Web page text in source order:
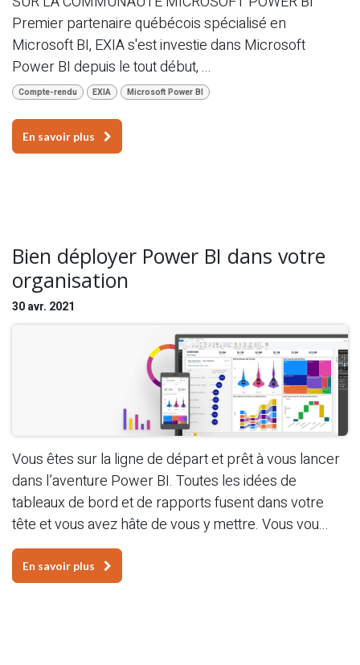
Premier partenaire québécois spécialisé en
Microsoft BI, EXIA s'est investie dans Microsoft
Power BI depuis le tout début, ...
Compte-rendu EXIA Microsoft Power BI
En savoir plus
Bien déployer Power BI dans votre
organisation
30 avr. 2021
Vous êtes sur la ligne de départ et prêt à vous lancer
dans l’aventure Power BI. Toutes les idées de
tableaux de bord et de rapports fusent dans votre
tête et vous avez hâte de vous y mettre. Vous vou...
En savoir plus